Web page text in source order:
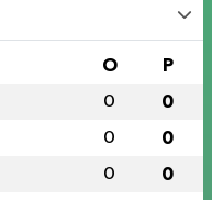
O P
0 0
0 0
0 0